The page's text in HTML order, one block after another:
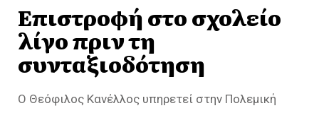
Επιστροφή στο σχολείο
λίγο πριν τη
συνταξιοδότηση
Ο Θεόφιλος Κανέλλος υπηρετεί στην Πολεμική